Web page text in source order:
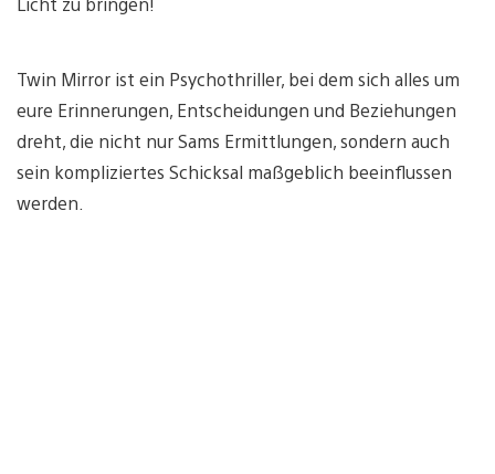
Twin Mirror ist ein Psychothriller, bei dem sich alles um
eure Erinnerungen, Entscheidungen und Beziehungen
dreht, die nicht nur Sams Ermittlungen, sondern auch
sein kompliziertes Schicksal maßgeblich beeinflussen
werden.